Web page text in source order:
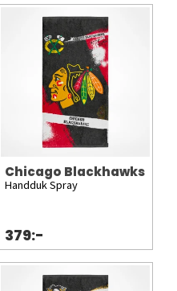
Chicago Blackhawks
Handduk Spray
379:-